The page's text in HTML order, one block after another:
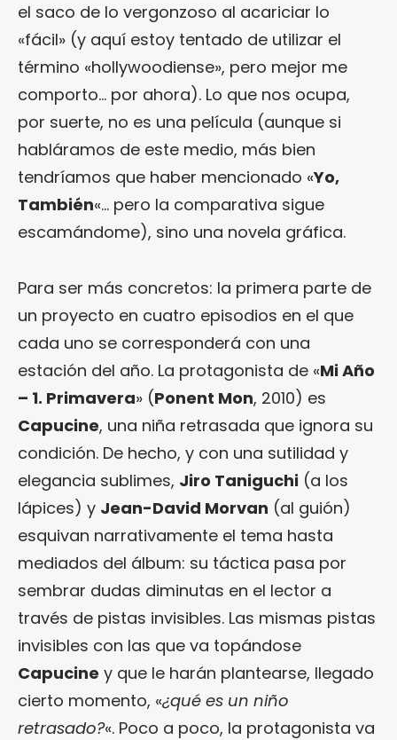
el saco de lo vergonzoso al acariciar lo
«fácil» (y aquí estoy tentado de utilizar el
término «hollywoodiense», pero mejor me
comporto… por ahora). Lo que nos ocupa,
por suerte, no es una película (aunque si
habláramos de este medio, más bien
tendríamos que haber mencionado «Yo,
También«… pero la comparativa sigue
escamándome), sino una novela gráfica.
Para ser más concretos: la primera parte de
un proyecto en cuatro episodios en el que
cada uno se corresponderá con una
estación del año. La protagonista de «Mi Año
– 1. Primavera» (Ponent Mon, 2010) es
Capucine, una niña retrasada que ignora su
condición. De hecho, y con una sutilidad y
elegancia sublimes, Jiro Taniguchi (a los
lápices) y Jean-David Morvan (al guión)
esquivan narrativamente el tema hasta
mediados del álbum: su táctica pasa por
sembrar dudas diminutas en el lector a
través de pistas invisibles. Las mismas pistas
invisibles con las que va topándose
Capucine y que le harán plantearse, llegado
cierto momento, «¿qué es un niño
retrasado?«. Poco a poco, la protagonista va